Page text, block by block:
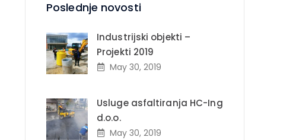
Poslednje novosti
Industrijski objekti –
Projekti 2019
May 30, 2019
Usluge asfaltiranja HC-Ing
d.o.o.
May 30, 2019